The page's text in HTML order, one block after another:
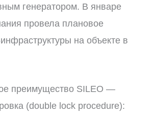
генератором. В январе
провела плановое
на объекте в
преимущество SILEO —
(double lock procedure):